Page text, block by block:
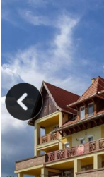
攻略
帳號